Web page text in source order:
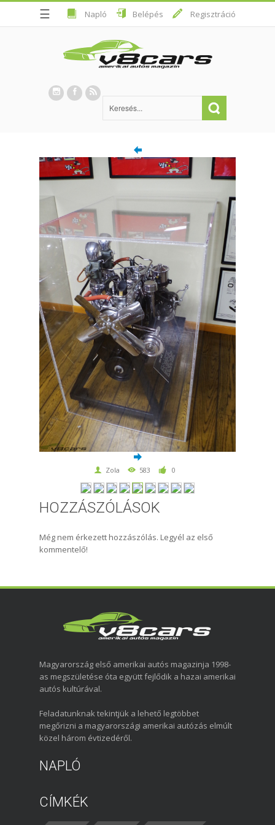
☰ Napló Belépés Regisztráció
Zola 583 0
HOZZÁSZÓLÁSOK
Még nem érkezett hozzászólás. Legyél az első
kommentelő!
Magyarország első amerikai autós magazinja 1998-
as megszületése óta együtt fejlődik a hazai amerikai
autós kultúrával.
Feladatunknak tekintjük a lehető legtöbbet
megőrizni a magyarországi amerikai autózás elmúlt
közel három évtizedéről.
NAPLÓ
CÍMKÉK